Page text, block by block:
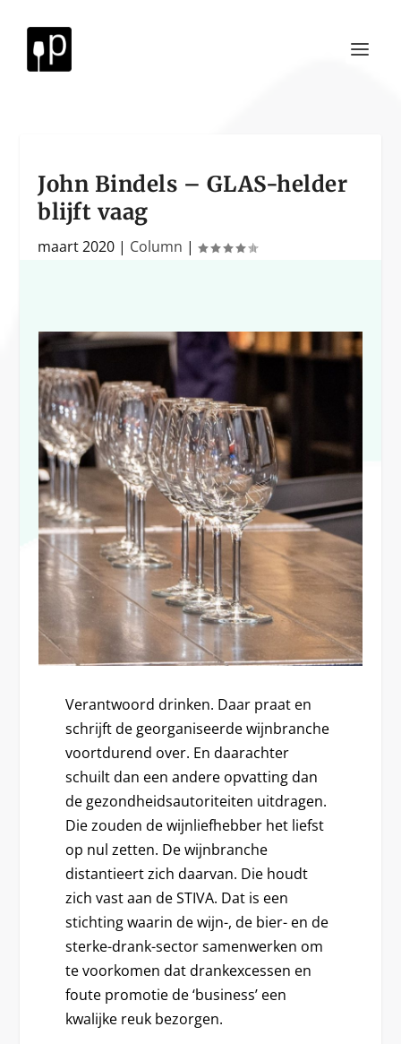
John Bindels – GLAS-helder
blijft vaag
maart 2020 | Column |
Verantwoord drinken. Daar praat en
schrijft de georganiseerde wijnbranche
voortdurend over. En daarachter
schuilt dan een andere opvatting dan
de gezondheidsautoriteiten uitdragen.
Die zouden de wijnliefhebber het liefst
op nul zetten. De wijnbranche
distantieert zich daarvan. Die houdt
zich vast aan de STIVA. Dat is een
stichting waarin de wijn-, de bier- en de
sterke-drank-sector samenwerken om
te voorkomen dat drankexcessen en
foute promotie de ‘business’ een
kwalijke reuk bezorgen.